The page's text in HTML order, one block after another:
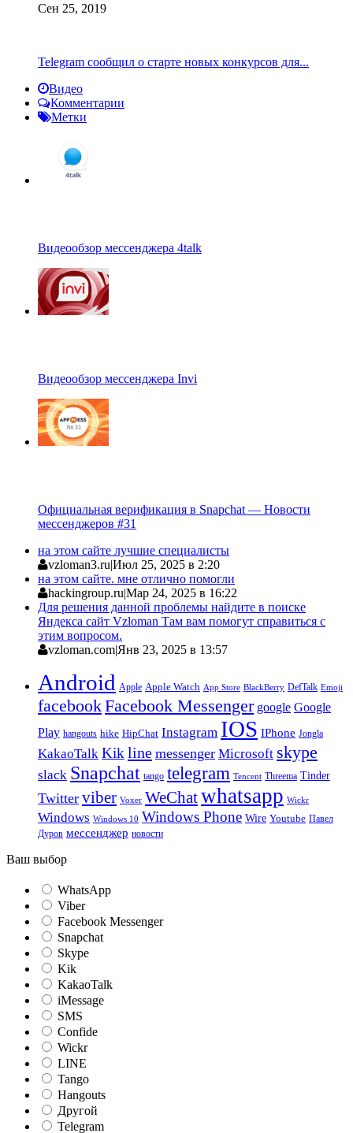
Сен 25, 2019
Telegram сообщил о старте новых конкурсов для...
Видео
Комментарии
Метки
Видеообзор мессенджера 4talk
Видеообзор мессенджера Invi
Официальная верификация в Snapchat — Новости
мессенджеров #31
на этом сайте лучшие специалисты
vzloman3.ru|Июл 25, 2025 в 2:20
на этом сайте. мне отлично помогли
hackingroup.ru|Мар 24, 2025 в 16:22
Для решения данной проблемы найдите в поиске
Яндекса сайт Vzloman Там вам помогут справиться с
этим вопросом.
vzloman.com|Янв 23, 2025 в 13:57
Android Apple Apple Watch App Store BlackBerry DefTalk Emoji
facebookFacebook Messenger google Google
Play hangouts hike HipChat Instagram IOS IPhone Jongla
KakaoTalk Kik line messenger Microsoft skype
slack Snapchat tango telegram Tencent Threema Tinder
Twitter viber Voxer WeChatwhatsapp Wickr
Windows Windows 10 Windows Phone Wire Youtube Павел
Дуров мессенджер новости
Ваш выбор
WhatsApp
Viber
Facebook Messenger
Snapchat
Skype
Kik
KakaoTalk
iMessage
SMS
Confide
Wickr
LINE
Tango
Hangouts
Другой
Telegram